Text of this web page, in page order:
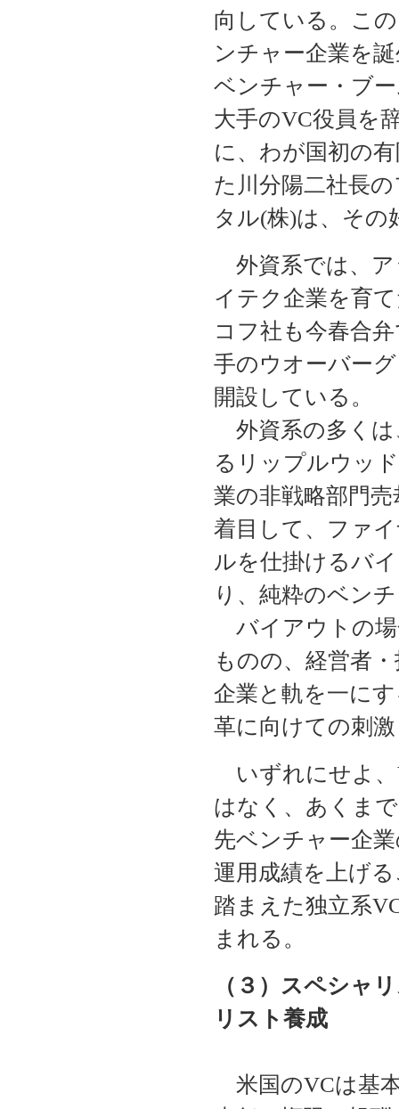
向している。こ
ンチャー企業を
ベンチャー・ブ
大手のVC役員を
に、わが国初の
た川分陽二社長
タル(株)は、その
外資系では、ア
イテク企業を育
コフ社も今春合
手のウオーバー
開設している。
外資系の多くは
るリップルウッ
業の非戦略部門
着目して、ファ
ルを仕掛けるバ
り、純粋のベン
バイアウトの場
ものの、経営者
企業と軌を一に
革に向けての刺
いずれにせよ、
はなく、あくま
先ベンチャー企
運用成績を上げ
踏まえた独立系
まれる。
（３）スペシャ
リスト養成
米国のVCは基